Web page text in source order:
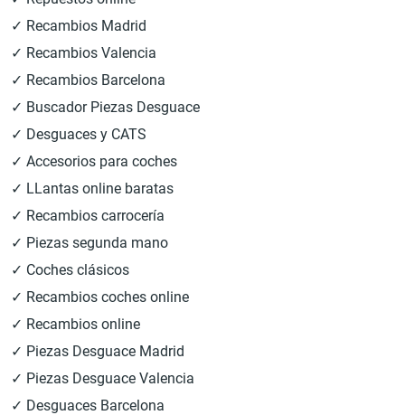
✓ Recambios Madrid
✓ Recambios Valencia
✓ Recambios Barcelona
✓ Buscador Piezas Desguace
✓ Desguaces y CATS
✓ Accesorios para coches
✓ LLantas online baratas
✓ Recambios carrocería
✓ Piezas segunda mano
✓ Coches clásicos
✓ Recambios coches online
✓ Recambios online
✓ Piezas Desguace Madrid
✓ Piezas Desguace Valencia
✓ Desguaces Barcelona